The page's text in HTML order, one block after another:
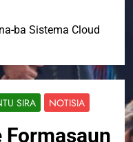
ba Sistema Cloud
SIRA NOTISIA
Formasaun